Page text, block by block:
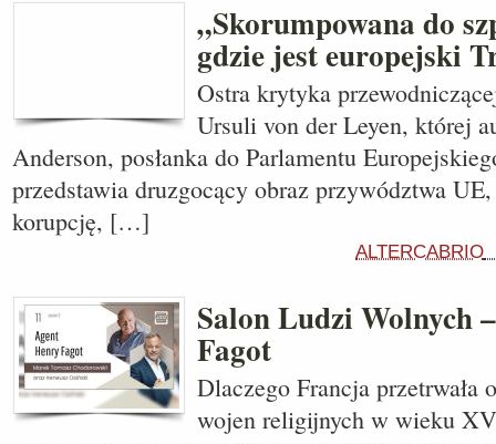
„Skorumpowana do
gdzie jest europejski
Ostra krytyka
Ursuli von der Leyen, której
Anderson, posłanka do Parlamentu
przedstawia druzgocący obraz przywództwa
korupcję, […]
ALTERCABRIO
Salon Ludzi Wolnych
Fagot
Dlaczego Francja przetrwała
wojen religijnych w wieku